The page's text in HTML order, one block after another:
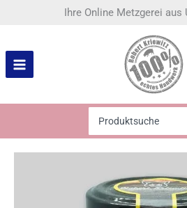
Ihre Online Metzgerei aus
for:
Ueckermünder
Menge